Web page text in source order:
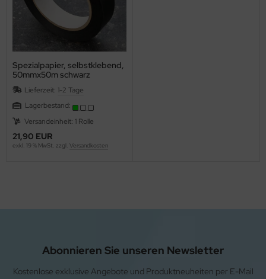
Spezialpapier, selbstklebend,
50mmx50m schwarz
Lieferzeit: 1-2 Tage
Lagerbestand:
Versandeinheit: 1 Rolle
21,90 EUR
exkl. 19 % MwSt. zzgl. Versandkosten
Abonnieren Sie unseren Newsletter
Kostenlose exklusive Angebote und Produktneuheiten per E-Mail